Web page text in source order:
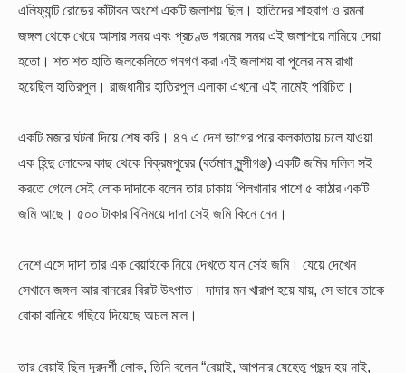
এলিফ্যান্ট রোডের কাঁটাবন অংশে একটি জলাশয় ছিল। হাতিদের শাহবাগ ও রমনা
জঙ্গল থেকে খেয়ে আসার সময় এবং প্রচণ্ড গরমের সময় এই জলাশয়ে নামিয়ে দেয়া
হতো। শত শত হাতি জলকেলিতে গনগণ করা এই জলাশয় বা পুলের নাম রাখা
হয়েছিল হাতিরপুল। রাজধানীর হাতিরপুল এলাকা এখনো এই নামেই পরিচিত।
একটি মজার ঘটনা দিয়ে শেষ করি। ৪৭ এ দেশ ভাগের পরে কলকাতায় চলে যাওয়া
এক হিন্দু লোকের কাছ থেকে বিক্রমপুরের (বর্তমান মুন্সীগঞ্জ) একটি জমির দলিল সই
করতে গেলে সেই লোক দাদাকে বলেন তার ঢাকায় পিলখানার পাশে ৫ কাঠার একটি
জমি আছে। ৫০০ টাকার বিনিময়ে দাদা সেই জমি কিনে নেন।
দেশে এসে দাদা তার এক বেয়াইকে নিয়ে দেখতে যান সেই জমি। যেয়ে দেখেন
সেখানে জঙ্গল আর বানরের বিরাট উৎপাত। দাদার মন খারাপ হয়ে যায়, সে ভাবে তাকে
বোকা বানিয়ে গছিয়ে দিয়েছে অচল মাল।
তার বেয়াই ছিল দূরদর্শী লোক, তিনি বলেন “বেয়াই, আপনার যেহেতু পছন্দ হয় নাই,